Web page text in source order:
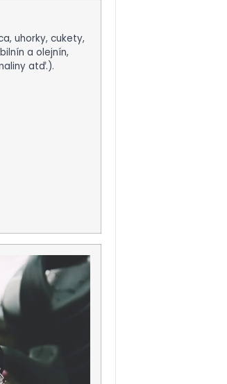
uhorky, cukety,
a olejnín,
atď.).